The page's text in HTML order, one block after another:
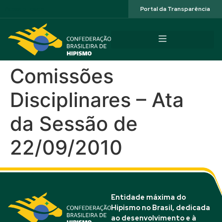
Portal da Transparência
Comissões
Disciplinares – Ata
da Sessão de
22/09/2010
Entidade máxima do
Hipismo no Brasil, dedicada
ao desenvolvimento e à